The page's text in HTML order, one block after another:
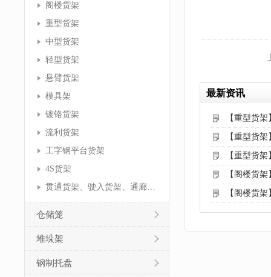
阁楼货架
重型货架
中型货架
轻型货架
悬臂货架
模具架
镀铬货架
流利货架
工字钢平台货架
4S货架
贯通货架、驶入货架、通廊货架
仓储笼
堆垛架
钢制托盘
最新资讯
【重型货
【重型货
【重型货
【阁楼货
【阁楼货